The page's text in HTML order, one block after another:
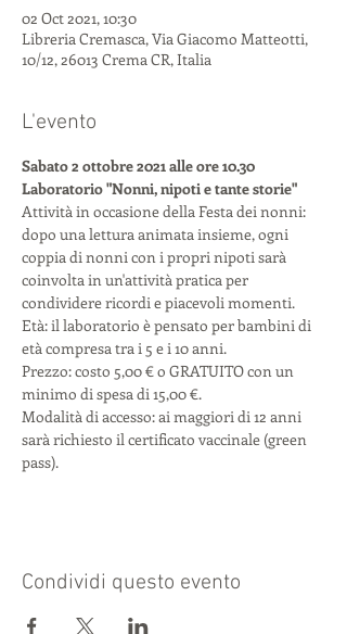
02 Oct 2021, 10:30
Libreria Cremasca, Via Giacomo Matteotti,
10/12, 26013 Crema CR, Italia
L'evento
Sabato 2 ottobre 2021 alle ore 10.30
Laboratorio "Nonni, nipoti e tante storie"
Attività in occasione della Festa dei nonni:
dopo una lettura animata insieme, ogni
coppia di nonni con i propri nipoti sarà
coinvolta in un'attività pratica per
condividere ricordi e piacevoli momenti.
Età: il laboratorio è pensato per bambini di
età compresa tra i 5 e i 10 anni.
Prezzo: costo 5,00 € o GRATUITO con un
minimo di spesa di 15,00 €.
Modalità di accesso: ai maggiori di 12 anni
sarà richiesto il certificato vaccinale (green
pass).
Condividi questo evento